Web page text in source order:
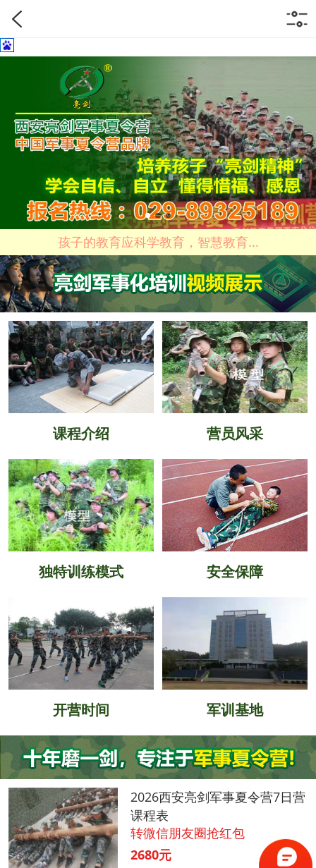
孩子的教育应科学教育，智慧教育...
课程介绍 营员风采
独特训练模式 安全保障
开营时间 军训基地
2026西安亮剑军事夏令营7日营
课程表
转微信朋友圈抢红包
2680元